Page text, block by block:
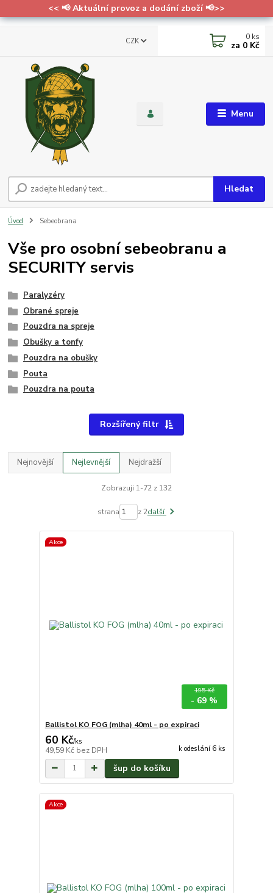
<< 📢 Aktuální provoz a dodání zboží 📢>>
Menu
CZK
Hledat
0 ks
za 0 Kč
Úvod Sebeobrana
Vše pro osobní sebeobranu a
SECURITY servis
Paralyzéry
Obrané spreje
Pouzdra na spreje
Obušky a tonfy
Pouzdra na obušky
Pouta
Pouzdra na pouta
Rozšířený filtr
Nejnovější Nejlevnější Nejdražší
Zobrazuji 1-72 z 132
strana z 2další
Akce
195 Kč
- 69 %
Ballistol KO FOG (mlha) 40ml - po expiraci
60 Kč/ks
49,59 Kč bez DPH k odeslání 6 ks
šup do košíku
Akce